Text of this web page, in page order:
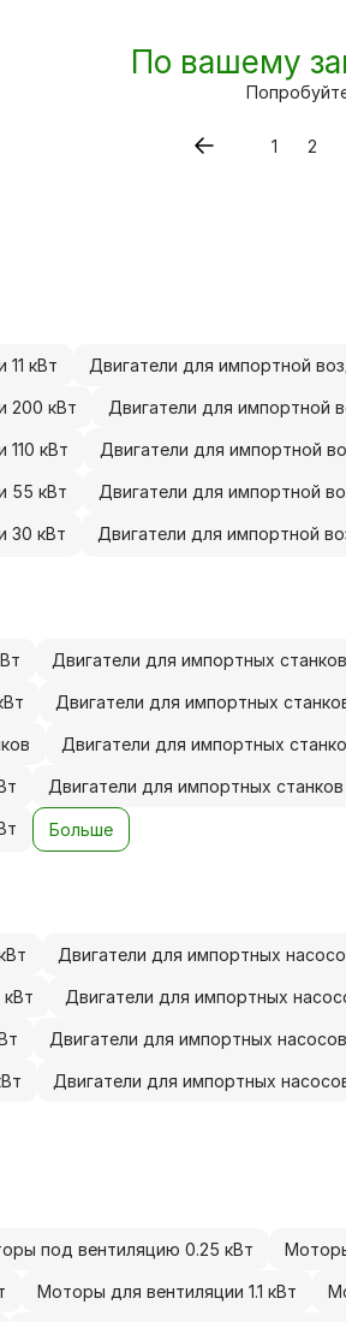
По вашему
1 2
кВт Двигатели для импортной
200 кВт Двигатели для импортной
кВт Двигатели для импортной
55 кВт Двигатели для импортной
30 кВт Двигатели для импортной
Двигатели для импортных
Двигатели для импортных
Двигатели для импортных
Двигатели для импортных станков
Больше
Двигатели для импортных
Двигатели для импортных
Двигатели для импортных
Двигатели для импортных
под вентиляцию 0.25 кВт
Моторы для вентиляции 1.1 кВт